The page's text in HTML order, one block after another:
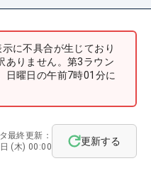
に不具合が生じており
ありません。第3ラウン
日曜日の午前7時01分に
最終更新：
(木) 00:00
更新する